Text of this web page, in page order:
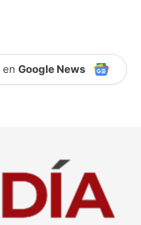
en Google News